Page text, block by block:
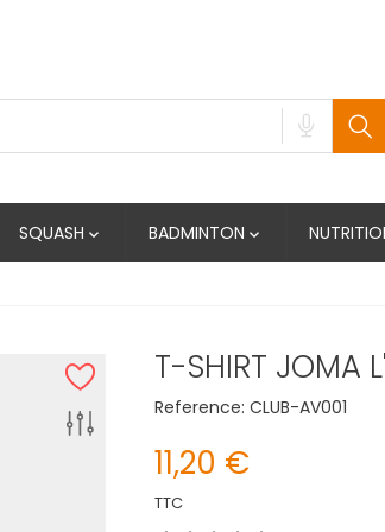
SQUASH  BADMINTON 
T-SHIRT JOMA
Reference: CLUB-AV001
11,20 €
TTC